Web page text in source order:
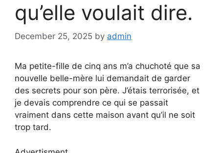
qu’elle voulait dire.
December 25, 2025 by admin
Ma petite-fille de cinq ans m’a chuchoté que sa
nouvelle belle-mère lui demandait de garder
des secrets pour son père. J’étais terrorisée, et
je devais comprendre ce qui se passait
vraiment dans cette maison avant qu’il ne soit
trop tard.